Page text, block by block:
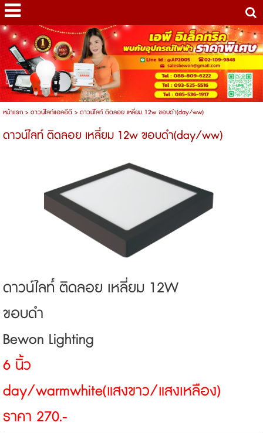
หน้าแรก> ดาวน์ไลท์แอลอีดี> ดาวน์ไลท์ ติดลอย เหลี่ยม 12w ขอบดำ(day/ww)
ดาวน์ไลท์ ติดลอย เหลี่ยม 12w ขอบดำ(day/ww)
ดาวน์ไลท์์ ติดลอย เหลี่ยม 12W
ขอบดำ
Bewon Lighting
6 นิ้ว
day/warmwhite(แสงขาว/แสงเหลือง)
ราคา 270.-